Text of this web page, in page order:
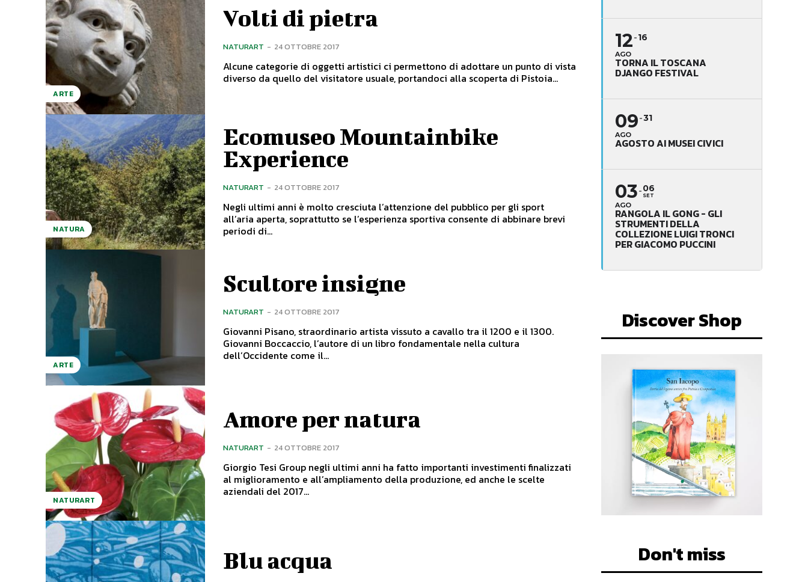
ARTE
Volti di pietra
NATURART - 24 OTTOBRE 2017
Alcune categorie di oggetti artistici ci permettono di adottare un punto di vista
diverso da quello del visitatore usuale, portandoci alla scoperta di Pistoia...
NATURA
Ecomuseo Mountainbike
Experience
NATURART - 24 OTTOBRE 2017
Negli ultimi anni è molto cresciuta l’attenzione del pubblico per gli sport
all’aria aperta, soprattutto se l’esperienza sportiva consente di abbinare brevi
periodi di...
ARTE
Scultore insigne
NATURART - 24 OTTOBRE 2017
Giovanni Pisano, straordinario artista vissuto a cavallo tra il 1200 e il 1300.
Giovanni Boccaccio, l’autore di un libro fondamentale nella cultura
dell’Occidente come il...
NATURART
Amore per natura
NATURART - 24 OTTOBRE 2017
Giorgio Tesi Group negli ultimi anni ha fatto importanti investimenti finalizzati
al miglioramento e all’ampliamento della produzione, ed anche le scelte
aziendali del 2017...
Blu acqua
12
AGO
16
TORNA IL TOSCANA
DJANGO FESTIVAL
09
AGO
31
AGOSTO AI MUSEI CIVICI
03
AGO
06
SET
RANGOLA IL GONG - GLI
STRUMENTI DELLA
COLLEZIONE LUIGI TRONCI
PER GIACOMO PUCCINI
Discover Shop
Don't miss